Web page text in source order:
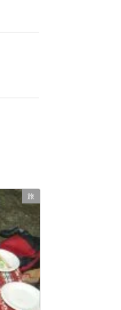
旅